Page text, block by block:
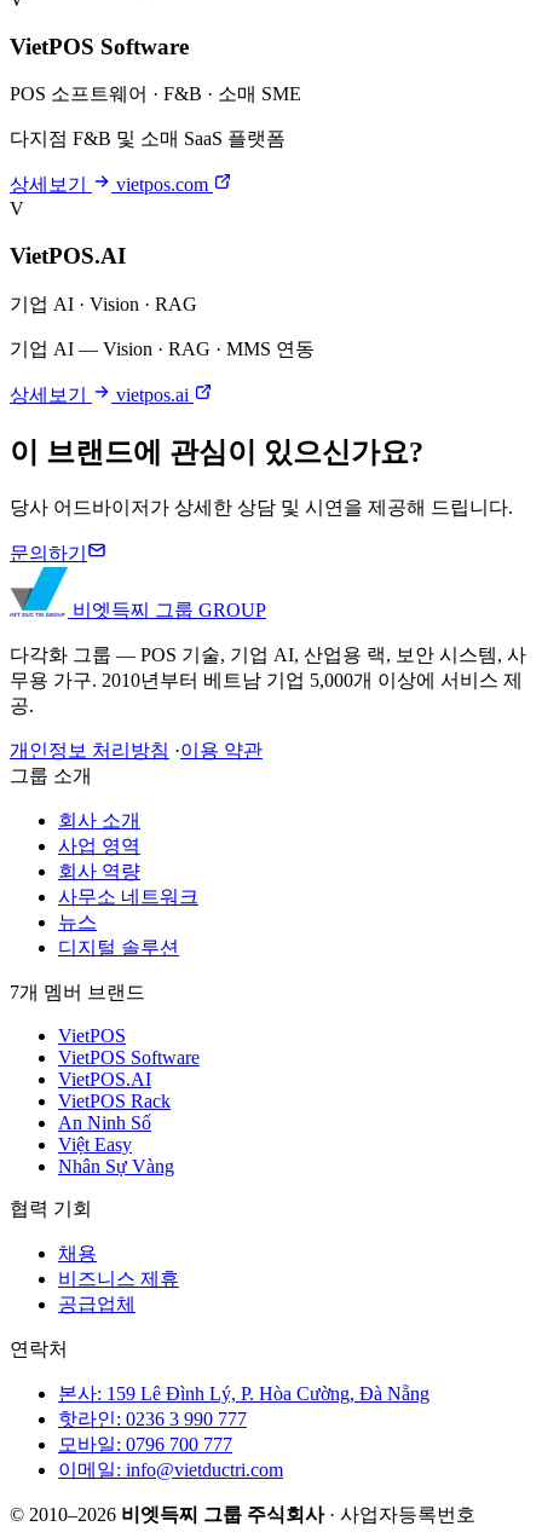
VietPOS Software
POS 소프트웨어 · F&B · 소매 SME
다지점 F&B 및 소매 SaaS 플랫폼
상세보기
vietpos.com
V
VietPOS.AI
기업 AI · Vision · RAG
기업 AI — Vision · RAG · MMS 연동
상세보기 vietpos.ai
이 브랜드에 관심이 있으신가요?
당사 어드바이저가 상세한 상담 및 시연을 제공해 드립니다.
문의하기
비엣득찌 그룹 GROUP
다각화 그룹 — POS 기술, 기업 AI, 산업용 랙, 보안 시스템, 사
무용 가구. 2010년부터 베트남 기업 5,000개 이상에 서비스 제
공.
개인정보 처리방침 ·이용 약관
그룹 소개
회사 소개
사업 영역
회사 역량
사무소 네트워크
뉴스
디지털 솔루션
7개 멤버 브랜드
VietPOS
VietPOS Software
VietPOS.AI
VietPOS Rack
An Ninh Số
Việt Easy
Nhân Sự Vàng
협력 기회
채용
비즈니스 제휴
공급업체
연락처
본사: 159 Lê Đình Lý, P. Hòa Cường, Đà Nẵng
핫라인: 0236 3 990 777
모바일: 0796 700 777
이메일: info@vietductri.com
© 2010–2026 비엣득찌 그룹 주식회사· 사업자등록번호